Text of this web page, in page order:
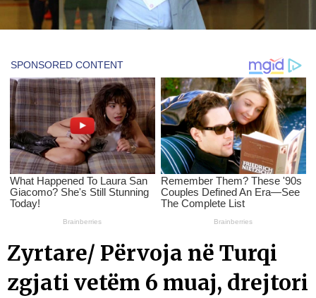
Zyrtare/ Përvoja në Turqi
zgjati vetëm 6 muaj, drejtori